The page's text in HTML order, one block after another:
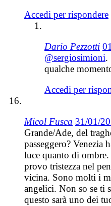
Accedi per rispondere
Dario Pezzotti
@sergiosimioni.
qualche
Accedi per
Micol Fusca 31/01/
Grande/Ade, del
passeggero? Venezia
luce quanto di
provo tristezza nel
vicina. Sono molti i
angelici. Non so se ti
questo sarà uno dei